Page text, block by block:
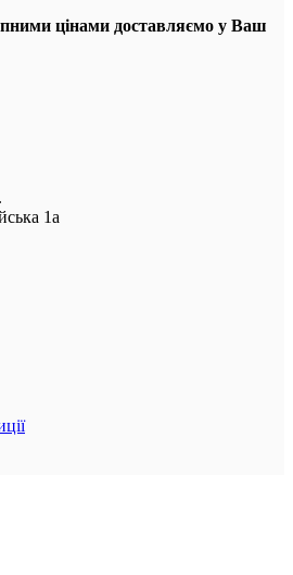
цінами доставляємо у Ваш
1а